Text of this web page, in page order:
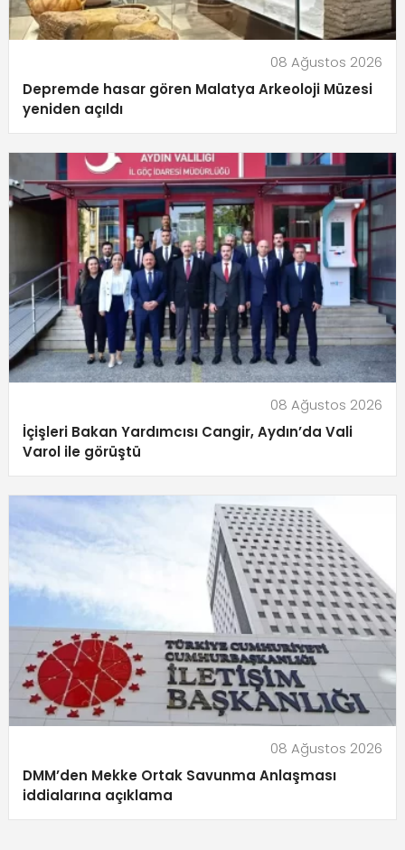
08 Ağustos 2026
Depremde hasar gören Malatya Arkeoloji Müzesi
yeniden açıldı
08 Ağustos 2026
İçişleri Bakan Yardımcısı Cangir, Aydın’da Vali
Varol ile görüştü
08 Ağustos 2026
DMM’den Mekke Ortak Savunma Anlaşması
iddialarına açıklama